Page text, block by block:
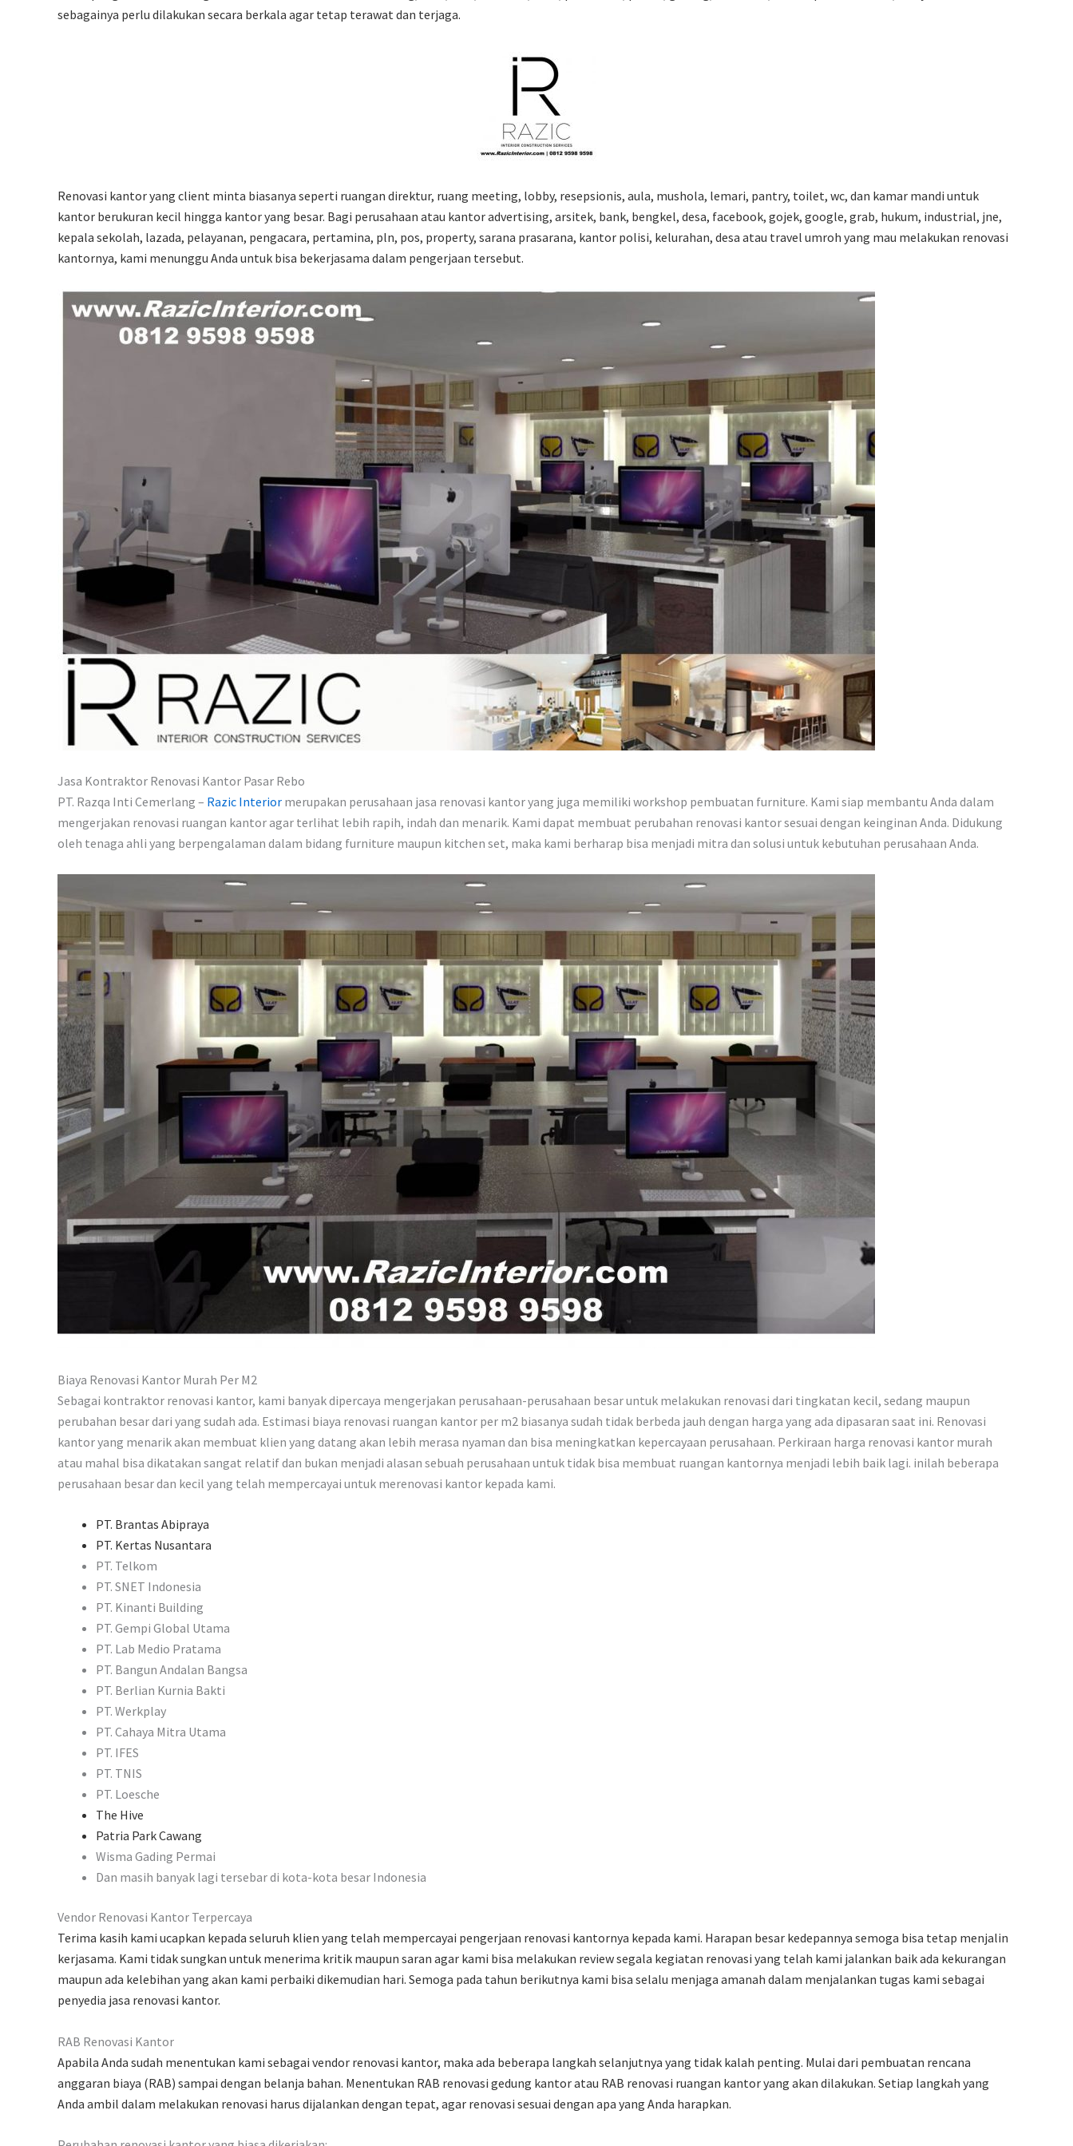
sebagainya perlu dilakukan secara berkala agar tetap terawat dan terjaga.
Renovasi kantor yang client minta biasanya seperti ruangan direktur, ruang meeting, lobby, resepsionis, aula, mushola, lemari, pantry, toilet, wc, dan kamar mandi untuk
kantor berukuran kecil hingga kantor yang besar. Bagi perusahaan atau kantor advertising, arsitek, bank, bengkel, desa, facebook, gojek, google, grab, hukum, industrial, jne,
kepala sekolah, lazada, pelayanan, pengacara, pertamina, pln, pos, property, sarana prasarana, kantor polisi, kelurahan, desa atau travel umroh yang mau melakukan renovasi
kantornya, kami menunggu Anda untuk bisa bekerjasama dalam pengerjaan tersebut.
Jasa Kontraktor Renovasi Kantor Pasar Rebo
PT. Razqa Inti Cemerlang – Razic Interior merupakan perusahaan jasa renovasi kantor yang juga memiliki workshop pembuatan furniture. Kami siap membantu Anda dalam
mengerjakan renovasi ruangan kantor agar terlihat lebih rapih, indah dan menarik. Kami dapat membuat perubahan renovasi kantor sesuai dengan keinginan Anda. Didukung
oleh tenaga ahli yang berpengalaman dalam bidang furniture maupun kitchen set, maka kami berharap bisa menjadi mitra dan solusi untuk kebutuhan perusahaan Anda.
Biaya Renovasi Kantor Murah Per M2
Sebagai kontraktor renovasi kantor, kami banyak dipercaya mengerjakan perusahaan-perusahaan besar untuk melakukan renovasi dari tingkatan kecil, sedang maupun
perubahan besar dari yang sudah ada. Estimasi biaya renovasi ruangan kantor per m2 biasanya sudah tidak berbeda jauh dengan harga yang ada dipasaran saat ini. Renovasi
kantor yang menarik akan membuat klien yang datang akan lebih merasa nyaman dan bisa meningkatkan kepercayaan perusahaan. Perkiraan harga renovasi kantor murah
atau mahal bisa dikatakan sangat relatif dan bukan menjadi alasan sebuah perusahaan untuk tidak bisa membuat ruangan kantornya menjadi lebih baik lagi. inilah beberapa
perusahaan besar dan kecil yang telah mempercayai untuk merenovasi kantor kepada kami.
PT. Brantas Abipraya
PT. Kertas Nusantara
PT. Telkom
PT. SNET Indonesia
PT. Kinanti Building
PT. Gempi Global Utama
PT. Lab Medio Pratama
PT. Bangun Andalan Bangsa
PT. Berlian Kurnia Bakti
PT. Werkplay
PT. Cahaya Mitra Utama
PT. IFES
PT. TNIS
PT. Loesche
The Hive
Patria Park Cawang
Wisma Gading Permai
Dan masih banyak lagi tersebar di kota-kota besar Indonesia
Vendor Renovasi Kantor Terpercaya
Terima kasih kami ucapkan kepada seluruh klien yang telah mempercayai pengerjaan renovasi kantornya kepada kami. Harapan besar kedepannya semoga bisa tetap menjalin
kerjasama. Kami tidak sungkan untuk menerima kritik maupun saran agar kami bisa melakukan review segala kegiatan renovasi yang telah kami jalankan baik ada kekurangan
maupun ada kelebihan yang akan kami perbaiki dikemudian hari. Semoga pada tahun berikutnya kami bisa selalu menjaga amanah dalam menjalankan tugas kami sebagai
penyedia jasa renovasi kantor.
RAB Renovasi Kantor
Apabila Anda sudah menentukan kami sebagai vendor renovasi kantor, maka ada beberapa langkah selanjutnya yang tidak kalah penting. Mulai dari pembuatan rencana
anggaran biaya (RAB) sampai dengan belanja bahan. Menentukan RAB renovasi gedung kantor atau RAB renovasi ruangan kantor yang akan dilakukan. Setiap langkah yang
Anda ambil dalam melakukan renovasi harus dijalankan dengan tepat, agar renovasi sesuai dengan apa yang Anda harapkan.